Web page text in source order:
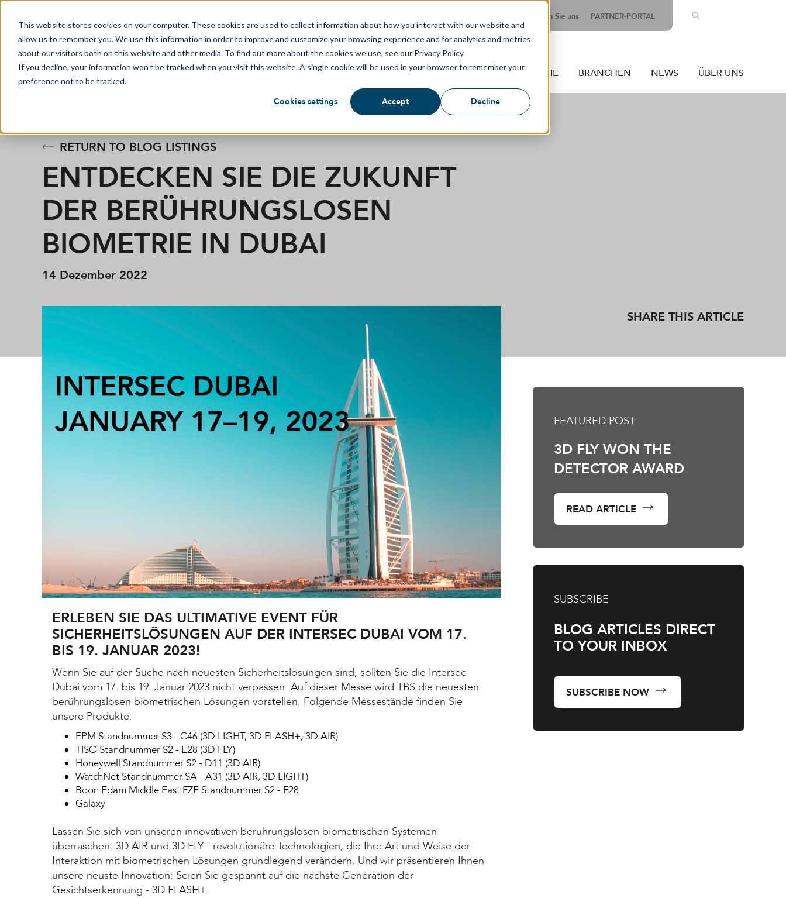
This website stores cookies on your computer. These cookies are used to collect information about how you interact with our website and
allow us to remember you. We use this information in order to improve and customize your browsing experience and for analytics and metrics
about our visitors both on this website and other media. To find out more about the cookies we use, see our Privacy Policy
If you decline, your information won’t be tracked when you visit this website. A single cookie will be used in your browser to remember your
preference not to be tracked.
Cookies settings Accept Decline
Kontaktieren Sie uns PARTNER-PORTAL
LÖSUNGEN PRODUKTE BIOMETRIE-TECHNOLOGIE BRANCHEN NEWS ÜBER UNS
RETURN TO BLOG LISTINGS
ENTDECKEN SIE DIE ZUKUNFT
DER BERÜHRUNGSLOSEN
BIOMETRIE IN DUBAI
14 Dezember 2022
SHARE THIS ARTICLE
ERLEBEN SIE DAS ULTIMATIVE EVENT FÜR
SICHERHEITSLÖSUNGEN AUF DER INTERSEC DUBAI VOM 17.
BIS 19. JANUAR 2023!
Wenn Sie auf der Suche nach neuesten Sicherheitslösungen sind, sollten Sie die Intersec
Dubai vom 17. bis 19. Januar 2023 nicht verpassen. Auf dieser Messe wird TBS die neuesten
berührungslosen biometrischen Lösungen vorstellen. Folgende Messestände finden Sie
unsere Produkte:
EPM Standnummer S3 - C46 (3D LIGHT, 3D FLASH+, 3D AIR)
TISO Standnummer S2 - E28 (3D FLY)
Honeywell Standnummer S2 - D11 (3D AIR)
WatchNet Standnummer SA - A31 (3D AIR, 3D LIGHT)
Boon Edam Middle East FZE Standnummer S2 - F28
Galaxy
Lassen Sie sich von unseren innovativen berührungslosen biometrischen Systemen
überraschen. 3D AIR und 3D FLY - revolutionäre Technologien, die Ihre Art und Weise der
Interaktion mit biometrischen Lösungen grundlegend verändern. Und wir präsentieren Ihnen
unsere neuste Innovation: Seien Sie gespannt auf die nächste Generation der
Gesichtserkennung - 3D FLASH+.
FEATURED POST
3D FLY WON THE
DETECTOR AWARD
READ ARTICLE
SUBSCRIBE
BLOG ARTICLES DIRECT
TO YOUR INBOX
SUBSCRIBE NOW